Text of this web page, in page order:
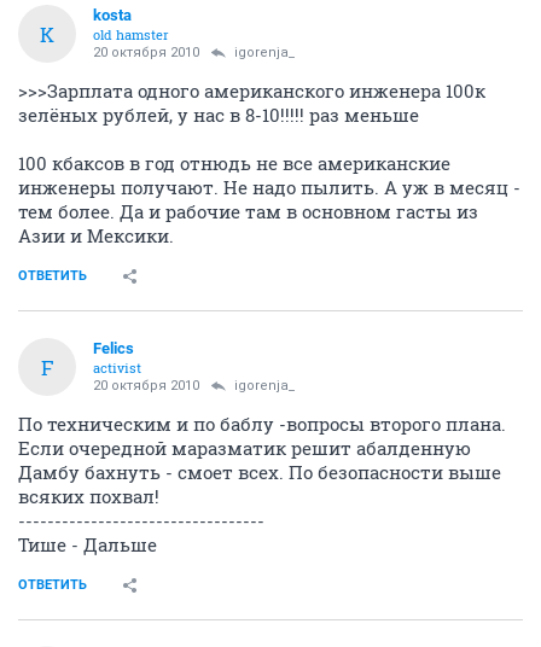
K
kosta
old hamster
20 октября 2010 igorenja_
>>>Зарплата одного американского инженера 100к
зелёных рублей, у нас в 8-10!!!!! раз меньше
100 кбаксов в год отнюдь не все американские
инженеры получают. Не надо пылить. А уж в месяц -
тем более. Да и рабочие там в основном гасты из
Азии и Мексики.
ОТВЕТИТЬ
F
Felics
activist
20 октября 2010 igorenja_
По техническим и по баблу -вопросы второго плана.
Если очередной маразматик решит абалденную
Дамбу бахнуть - смоет всех. По безопасности выше
всяких похвал!
----------------------------------
Тише - Дальше
ОТВЕТИТЬ